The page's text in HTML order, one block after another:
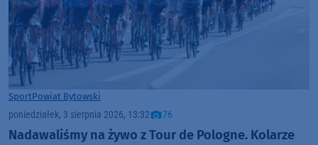
SportPowiat Bytowski
poniedziałek, 3 sierpnia 2026, 13:32 76
Nadawaliśmy na żywo z Tour de Pologne. Kolarze